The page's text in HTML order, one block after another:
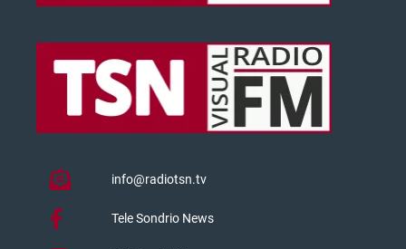
info@radiotsn.tv
Tele Sondrio News